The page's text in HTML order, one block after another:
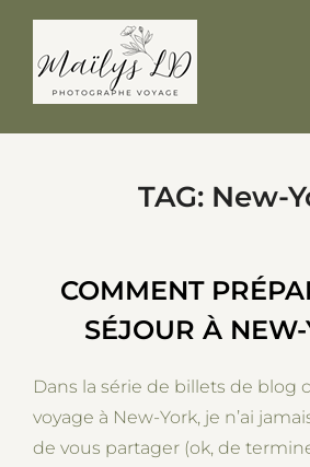
content
TAG: New-
COMMENT
SÉJOUR À
Dans la série de billets de blog
voyage à New-York, je n’ai
de vous partager (ok, de